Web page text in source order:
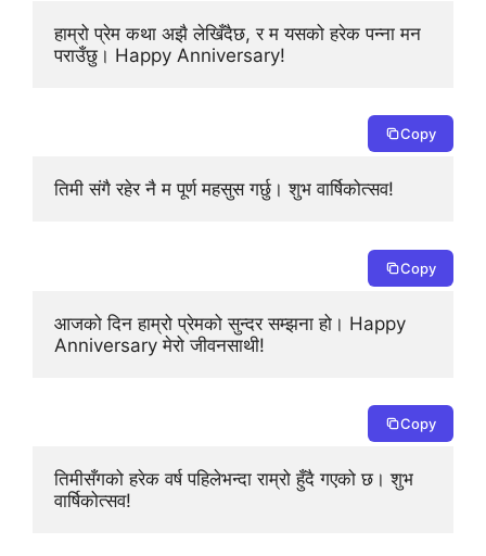
हाम्रो प्रेम कथा अझै लेखिँदैछ, र म यसको हरेक पन्ना मन
पराउँछु। Happy Anniversary!
Copy
तिमी संगै रहेर नै म पूर्ण महसुस गर्छु। शुभ वार्षिकोत्सव!
Copy
आजको दिन हाम्रो प्रेमको सुन्दर सम्झना हो। Happy
Anniversary मेरो जीवनसाथी!
Copy
तिमीसँगको हरेक वर्ष पहिलेभन्दा राम्रो हुँदै गएको छ। शुभ
वार्षिकोत्सव!